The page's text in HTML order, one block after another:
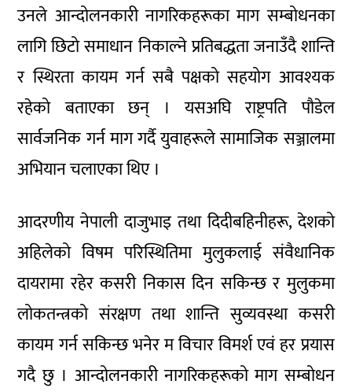
उनले आन्दोलनकारी नागरिकहरूका माग सम्बोधनका
लागि छिटो समाधान निकाल्ने प्रतिबद्धता जनाउँदै शान्ति
र स्थिरता कायम गर्न सबै पक्षको सहयोग आवश्यक
रहेको बताएका छन् । यसअघि राष्ट्रपति पौडेल
सार्वजनिक गर्न माग गर्दै युवाहरूले सामाजिक सञ्जालमा
अभियान चलाएका थिए ।
आदरणीय नेपाली दाजुभाइ तथा दिदीबहिनीहरू, देशको
अहिलेको विषम परिस्थितिमा मुलुकलाई संवैधानिक
दायरामा रहेर कसरी निकास दिन सकिन्छ र मुलुकमा
लोकतन्त्रको संरक्षण तथा शान्ति सुव्यवस्था कसरी
कायम गर्न सकिन्छ भनेर म विचार विमर्श एवं हर प्रयास
गदै छु । आन्दोलनकारी नागरिकहरूको माग सम्बोधन